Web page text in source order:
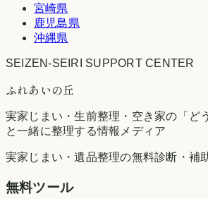
宮崎県
鹿児島県
沖縄県
SEIZEN-SEIRI SUPPORT CENTER
ふれあいの丘
実家じまい・生前整理・空き家の「ど
と一緒に整理する情報メディア
実家じまい・遺品整理の無料診断・補
無料ツール